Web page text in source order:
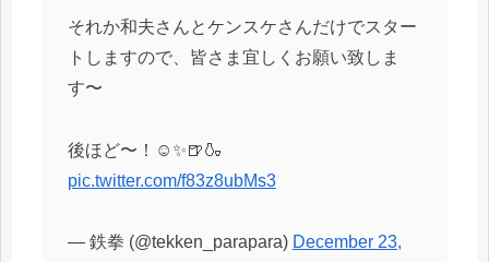
それか和夫さんとケンスケさんだけでスター
トしますので、皆さま宜しくお願い致しま
す〜
後ほど〜！☺️✨🍺🍶
pic.twitter.com/f83z8ubMs3
— 鉄拳 (@tekken_parapara) December 23,